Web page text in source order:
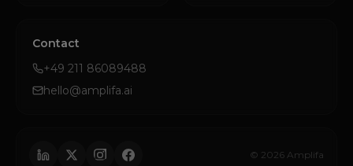
Contact
+49 211 86089488
hello@amplifa.ai
© 2026 Amplifa